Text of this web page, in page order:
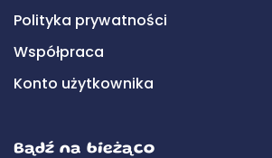
Polityka prywatności
Współpraca
Konto użytkownika
Bądź na bieżąco